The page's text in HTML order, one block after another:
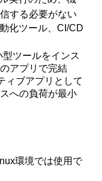
する必要がない
化ツール、CI/CD
型ツールをインス
アプリで完結
ィブアプリとして
への負荷が最小
環境では使用で